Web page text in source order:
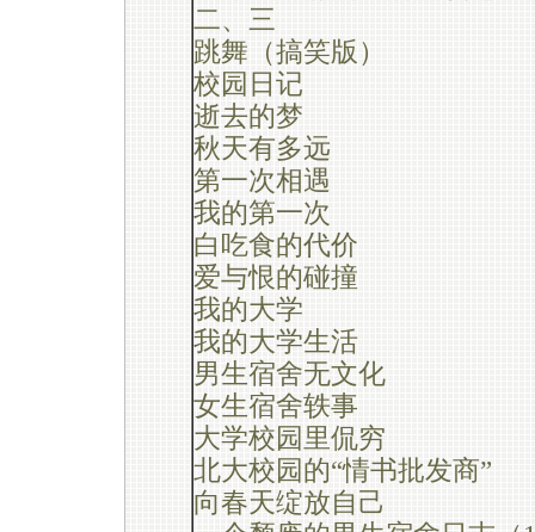
二、三
跳舞（搞笑版）
校园日记
逝去的梦
秋天有多远
第一次相遇
我的第一次
白吃食的代价
爱与恨的碰撞
我的大学
我的大学生活
男生宿舍无文化
女生宿舍轶事
大学校园里侃穷
北大校园的“情书批发商”
向春天绽放自己